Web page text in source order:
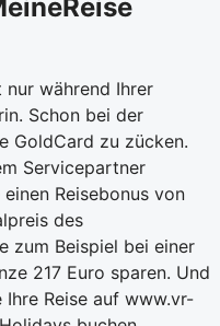
während Ihrer
Schon bei der
GoldCard zu zücken.
Servicepartner
Reisebonus von
des
zum Beispiel bei einer
217 Euro sparen. Und
Ihre Reise auf www.vr-